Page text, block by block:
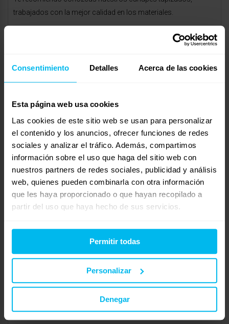
Consentimiento Detalles Acerca de las cookies
Esta página web usa cookies
Las cookies de este sitio web se usan para personalizar
el contenido y los anuncios, ofrecer funciones de redes
sociales y analizar el tráfico. Además, compartimos
información sobre el uso que haga del sitio web con
nuestros partners de redes sociales, publicidad y análisis
web, quienes pueden combinarla con otra información
que les haya proporcionado o que hayan recopilado a
partir del uso que haya hecho de sus servicios.
Permitir todas
Personalizar
Denegar
trabajados con la mejor calidad en los materiales.
https://www.maxcolchon.com/canapes-abatibles-c-30.html
hierro acerado, resistente y prácticamente indeformable al que
Nuestros canapés disponen de goma perimetral al suelo: esta
evitando vibraciones y arrastres, y por consecuencia menos
freno, patas de 5 a 10cm o sistema de desplazamiento.
Tenemos varios modelos a elegir: cantos redondeados o
cuadrados tejido en polipiel, chenilla o terciopelo. Después
puedes elegir tapa lisa de tejido 3D o tapa marco en el centro
una adaptabilidad alta.
Composición del colchón capa a capa:
Tejido strech con 350gr, tejido elástico y de alta transpiración,